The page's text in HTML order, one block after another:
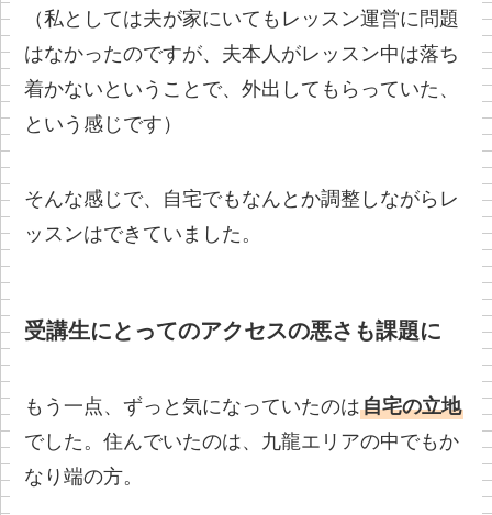
（私としては夫が家にいてもレッスン運営に問題
はなかったのですが、夫本人がレッスン中は落ち
着かないということで、外出してもらっていた、
という感じです）
そんな感じで、自宅でもなんとか調整しながらレ
ッスンはできていました。
受講生にとってのアクセスの悪さも課題に
もう一点、ずっと気になっていたのは自宅の立地
でした。住んでいたのは、九龍エリアの中でもか
なり端の方。